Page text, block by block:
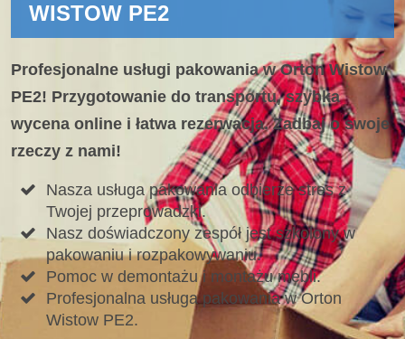
WISTOW PE2
Profesjonalne usługi pakowania w Orton Wistow
PE2! Przygotowanie do transportu, szybka
wycena online i łatwa rezerwacja. Zadbaj o swoje
rzeczy z nami!
Nasza usługa pakowania odbierze stres z
Twojej przeprowadzki.
Nasz doświadczony zespół jest szkolony w
pakowaniu i rozpakowywaniu.
Pomoc w demontażu i montażu mebli.
Profesjonalna usługa pakowania w Orton
Wistow PE2.